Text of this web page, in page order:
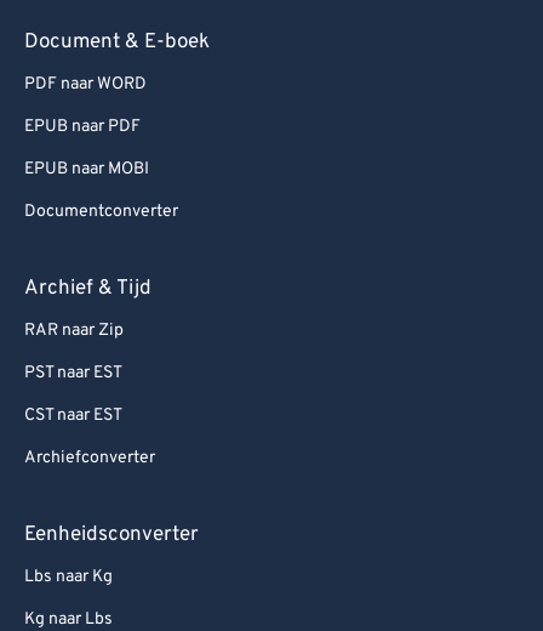
Document & E-boek
PDF naar WORD
EPUB naar PDF
EPUB naar MOBI
Documentconverter
Archief & Tijd
RAR naar Zip
PST naar EST
CST naar EST
Archiefconverter
Eenheidsconverter
Lbs naar Kg
Kg naar Lbs